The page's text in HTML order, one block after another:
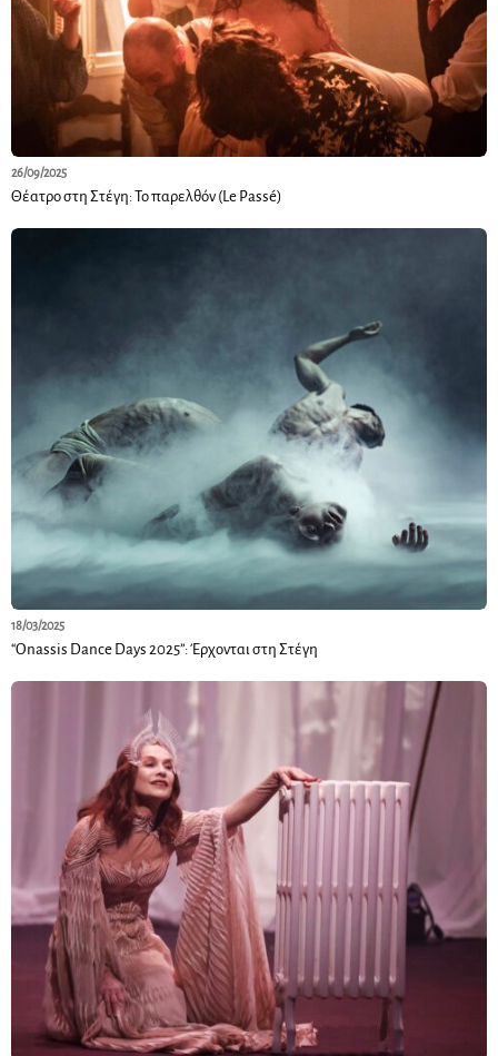
26/09/2025
Θέατρο στη Στέγη: Το παρελθόν (Le Passé)
18/03/2025
“Onassis Dance Days 2025”: Έρχονται στη Στέγη